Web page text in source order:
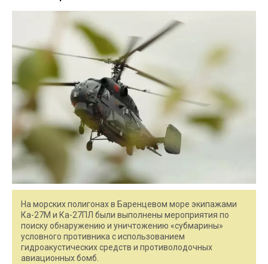
На морских полигонах в Баренцевом море экипажами
Ка-27М и Ка-27ПЛ были выполнены мероприятия по
поиску обнаружению и уничтожению «субмарины»
условного противника с использованием
гидроакустических средств и противолодочных
авиационных бомб.